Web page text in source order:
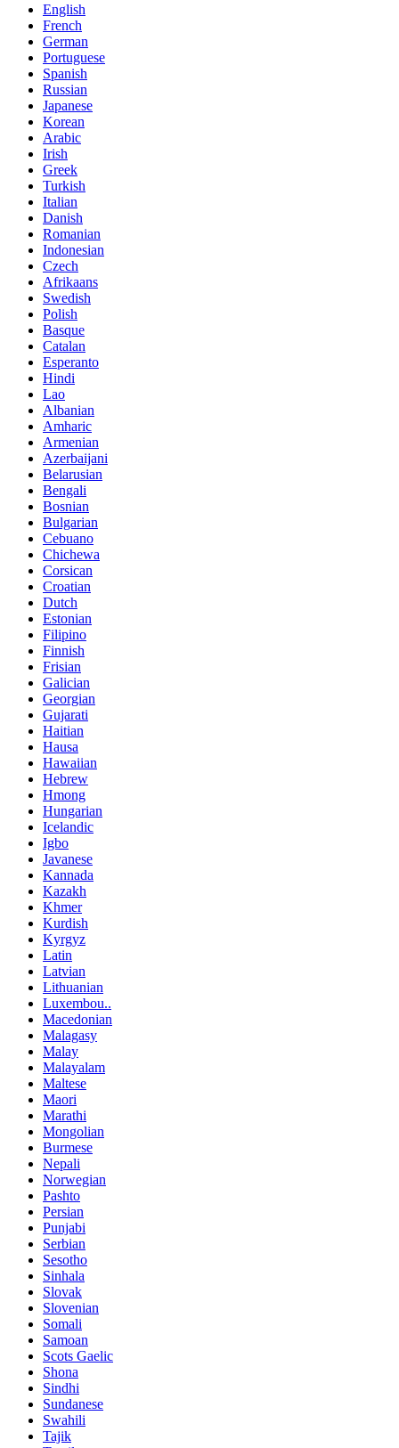
English
French
German
Portuguese
Spanish
Russian
Japanese
Korean
Arabic
Irish
Greek
Turkish
Italian
Danish
Romanian
Indonesian
Czech
Afrikaans
Swedish
Polish
Basque
Catalan
Esperanto
Hindi
Lao
Albanian
Amharic
Armenian
Azerbaijani
Belarusian
Bengali
Bosnian
Bulgarian
Cebuano
Chichewa
Corsican
Croatian
Dutch
Estonian
Filipino
Finnish
Frisian
Galician
Georgian
Gujarati
Haitian
Hausa
Hawaiian
Hebrew
Hmong
Hungarian
Icelandic
Igbo
Javanese
Kannada
Kazakh
Khmer
Kurdish
Kyrgyz
Latin
Latvian
Lithuanian
Luxembou..
Macedonian
Malagasy
Malay
Malayalam
Maltese
Maori
Marathi
Mongolian
Burmese
Nepali
Norwegian
Pashto
Persian
Punjabi
Serbian
Sesotho
Sinhala
Slovak
Slovenian
Somali
Samoan
Scots Gaelic
Shona
Sindhi
Sundanese
Swahili
Tajik